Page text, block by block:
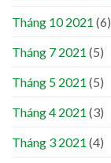
Tháng 10 2021 (6)
Tháng 7 2021 (5)
Tháng 5 2021 (5)
Tháng 4 2021 (3)
Tháng 3 2021 (4)